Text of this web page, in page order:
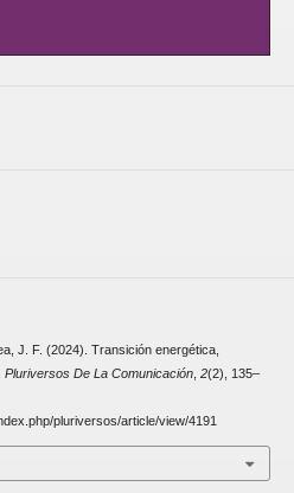
J. F. (2024). Transición energética,
Pluriversos De La Comunicación, 2(2), 135–
pluriversos/article/view/4191